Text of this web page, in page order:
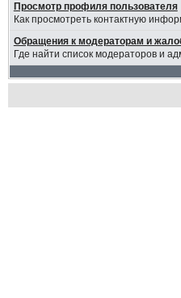
Просмотр профиля пользователя
Как просмотреть контактную
Обращения к модераторам и
Где найти список модераторов и